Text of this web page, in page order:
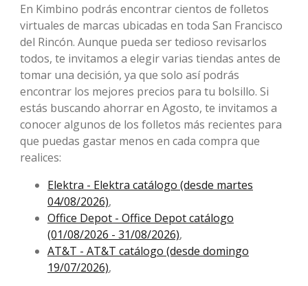
En Kimbino podrás encontrar cientos de folletos
virtuales de marcas ubicadas en toda San Francisco
del Rincón. Aunque pueda ser tedioso revisarlos
todos, te invitamos a elegir varias tiendas antes de
tomar una decisión, ya que solo así podrás
encontrar los mejores precios para tu bolsillo. Si
estás buscando ahorrar en Agosto, te invitamos a
conocer algunos de los folletos más recientes para
que puedas gastar menos en cada compra que
realices:
Elektra - Elektra catálogo (desde martes
04/08/2026),
Office Depot - Office Depot catálogo
(01/08/2026 - 31/08/2026),
AT&T - AT&T catálogo (desde domingo
19/07/2026),